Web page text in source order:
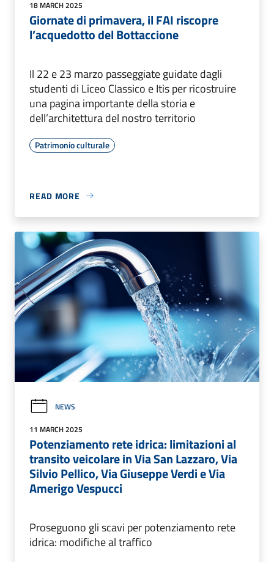
18 MARCH 2025
Giornate di primavera, il FAI riscopre
l’acquedotto del Bottaccione
Il 22 e 23 marzo passeggiate guidate dagli
studenti di Liceo Classico e Itis per ricostruire
una pagina importante della storia e
dell’architettura del nostro territorio
Patrimonio culturale
READ MORE
NEWS
11 MARCH 2025
Potenziamento rete idrica: limitazioni al
transito veicolare in Via San Lazzaro, Via
Silvio Pellico, Via Giuseppe Verdi e Via
Amerigo Vespucci
Proseguono gli scavi per potenziamento rete
idrica: modifiche al traffico